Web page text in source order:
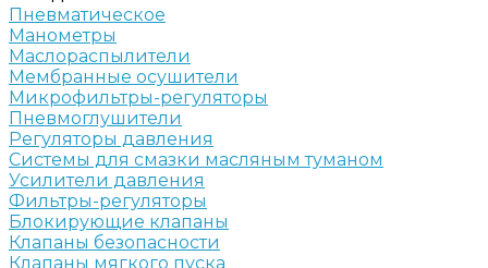
Пневматическое
Манометры
Маслораспылители
Мембранные осушители
Микрофильтры-регуляторы
Пневмоглушители
Регуляторы давления
Системы для смазки масляным туманом
Усилители давления
Фильтры-регуляторы
Блокирующие клапаны
Клапаны безопасности
Клапаны мягкого пуска